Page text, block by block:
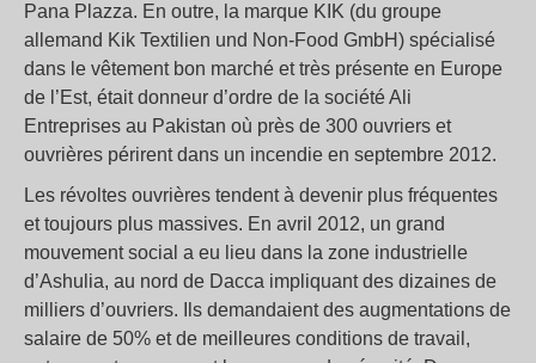
Pana Plazza. En outre, la marque KIK (du groupe
allemand Kik Textilien und Non-Food GmbH) spécialisé
dans le vêtement bon marché et très présente en Europe
de l’Est, était donneur d’ordre de la société Ali
Entreprises au Pakistan où près de 300 ouvriers et
ouvrières périrent dans un incendie en septembre 2012.
Les révoltes ouvrières tendent à devenir plus fréquentes
et toujours plus massives. En avril 2012, un grand
mouvement social a eu lieu dans la zone industrielle
d’Ashulia, au nord de Dacca impliquant des dizaines de
milliers d’ouvriers. Ils demandaient des augmentations de
salaire de 50% et de meilleures conditions de travail,